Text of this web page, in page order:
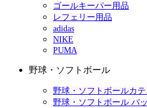
ゴールキーパー用品
レフェリー用品
adidas
NIKE
PUMA
野球・ソフトボール
野球・ソフトボールカ
野球・ソフトボール バ